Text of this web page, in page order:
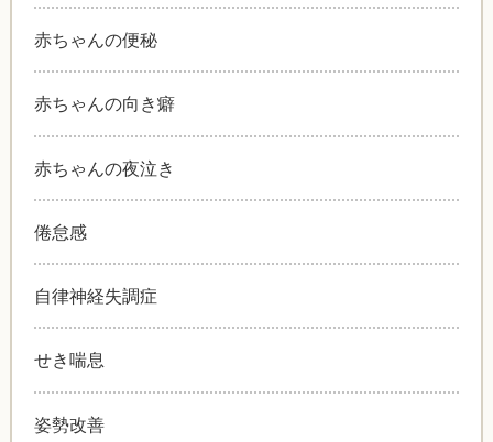
赤ちゃんの便秘
赤ちゃんの向き癖
赤ちゃんの夜泣き
倦怠感
自律神経失調症
せき喘息
姿勢改善